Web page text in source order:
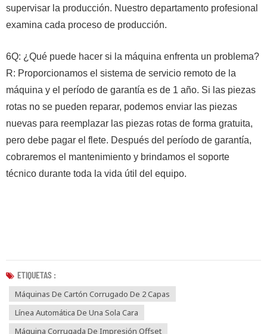
supervisar la producción. Nuestro departamento profesional
examina cada proceso de producción.
6Q: ¿Qué puede hacer si la máquina enfrenta un problema?
R: Proporcionamos el sistema de servicio remoto de la
máquina y el período de garantía es de 1 año. Si las piezas
rotas no se pueden reparar, podemos enviar las piezas
nuevas para reemplazar las piezas rotas de forma gratuita,
pero debe pagar el flete. Después del período de garantía,
cobraremos el mantenimiento y brindamos el soporte
técnico durante toda la vida útil del equipo.
ETIQUETAS :
Máquinas De Cartón Corrugado De 2 Capas
Línea Automática De Una Sola Cara
Máquina Corrugada De Impresión Offset